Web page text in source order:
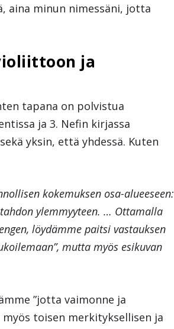
aina minun nimessäni, jotta
ja
tapana on polvistua
ja 3. Nefin kirjassa
yksin, että yhdessä. Kuten
kokemuksen osa-alueeseen:
ylemmyyteen. … Ottamalla
löydämme paitsi vastauksen
mutta myös esikuvan
”jotta vaimonne ja
toisen merkityksellisen ja